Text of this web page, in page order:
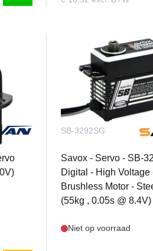
SB-3292SG
Savox - Servo - SB-
Digital - High Voltage
Brushless Motor -
(55kg , 0.05s @ 8.4V)
Niet op voorraad